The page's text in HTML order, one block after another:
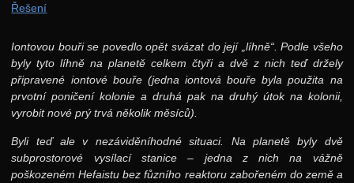
Řešení
Iontovou bouři se povedlo opět svázat do její „líhně“. Podle všeho
byly tyto líhně na planetě celkem čtyři a dvě z nich teď držely
připravené iontové bouře (jedna iontová bouře byla použita na
prvotní poničení kolonie a druhá pak na druhý útok na kolonii,
vyrobit nové prý trvá několik měsíců).
Byli teď ale v nezáviděníhodné situaci. Na planetě byly dvě
subprostorové vysílací stanice – jedna z nich na vážně
poškozeném Hefaistu bez fůzního reaktoru zabořeném do země a